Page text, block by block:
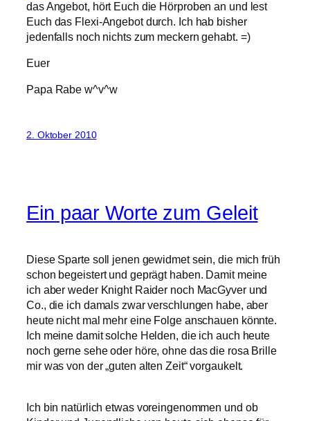
das Angebot, hört Euch die Hörproben an und lest
Euch das Flexi-Angebot durch. Ich hab bisher
jedenfalls noch nichts zum meckern gehabt. =)
Euer
Papa Rabe w^v^w
2. Oktober 2010
Ein paar Worte zum Geleit
Diese Sparte soll jenen gewidmet sein, die mich früh
schon begeistert und geprägt haben. Damit meine
ich aber weder Knight Raider noch MacGyver und
Co., die ich damals zwar verschlungen habe, aber
heute nicht mal mehr eine Folge anschauen könnte.
Ich meine damit solche Helden, die ich auch heute
noch gerne sehe oder höre, ohne das die rosa Brille
mir was von der „guten alten Zeit“ vorgaukelt.
Ich bin natürlich etwas voreingenommen und ob